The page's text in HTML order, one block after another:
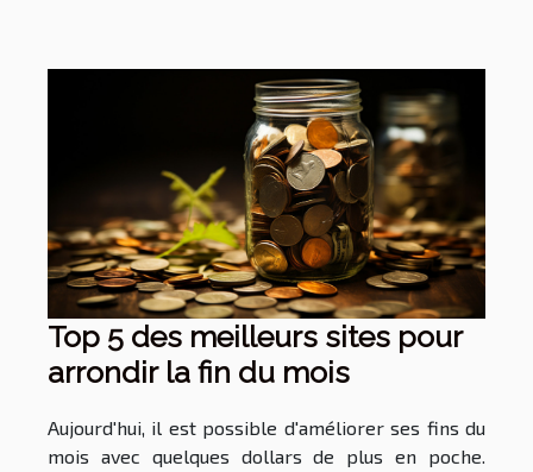
Top 5 des meilleurs sites pour
arrondir la fin du mois
Aujourd'hui, il est possible d'améliorer ses fins du
mois avec quelques dollars de plus en poche.